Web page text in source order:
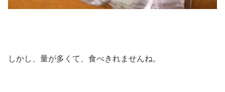
しかし、量が多くて、食べきれませんね。